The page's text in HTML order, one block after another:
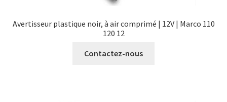
Avertisseur plastique noir, à air comprimé | 12V | Marco 110
120 12
Contactez-nous